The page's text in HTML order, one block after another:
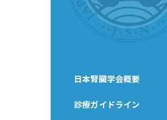
日本腎臓学会概要
診療ガイドライン